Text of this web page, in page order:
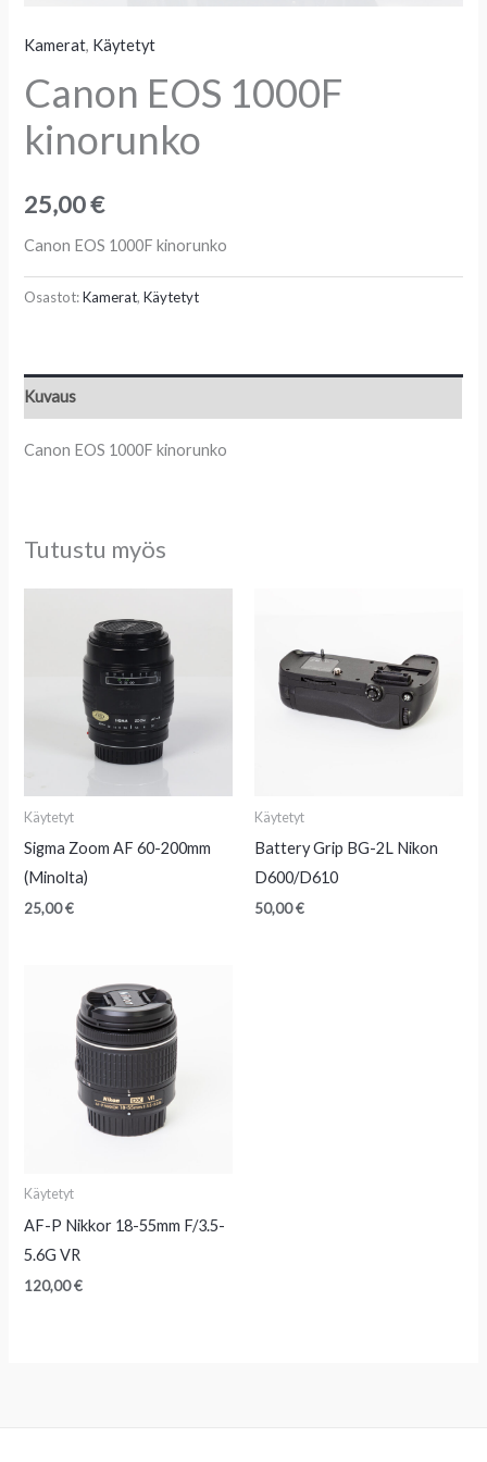
Kamerat, Käytetyt
Canon EOS 1000F
kinorunko
25,00€
Canon EOS 1000F kinorunko
Osastot:Kamerat,Käytetyt
Kuvaus
Canon EOS 1000F kinorunko
Tutustu myös
Käytetyt
Sigma Zoom AF 60-200mm
(Minolta)
25,00€
Käytetyt
Battery Grip BG-2L Nikon
D600/D610
50,00€
Käytetyt
AF-P Nikkor 18-55mm F/3.5-
5.6G VR
120,00€